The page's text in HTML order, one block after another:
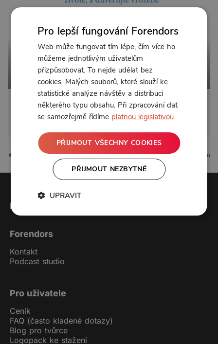
Od 129 Kč měsíčně
Klikněte pro odemčení
3 líbí 0 komentářů
Forendors
Kontakt
Podcast studio
Pro uživatele
Ceník
FAQ (často kladené dotazy)
Blog pro tvůrce
Logopack ke stažení
Pro lepší fungování Forendors
Web může fungovat tím lépe, čím více ho
můžeme jednotlivým uživatelům
přizpůsobovat. To nejde udělat bez
cookies. Malých souborů, které slouží ke
statistické analýze návštěv a distribuci
některého typu obsahu. Při zpracování dat
se samozřejmě řídíme platnou legislativou.
PŘIJMOUT VŠECHNY COOKIES
PŘIJMOUT NEZBYTNÉ
UPRAVIT